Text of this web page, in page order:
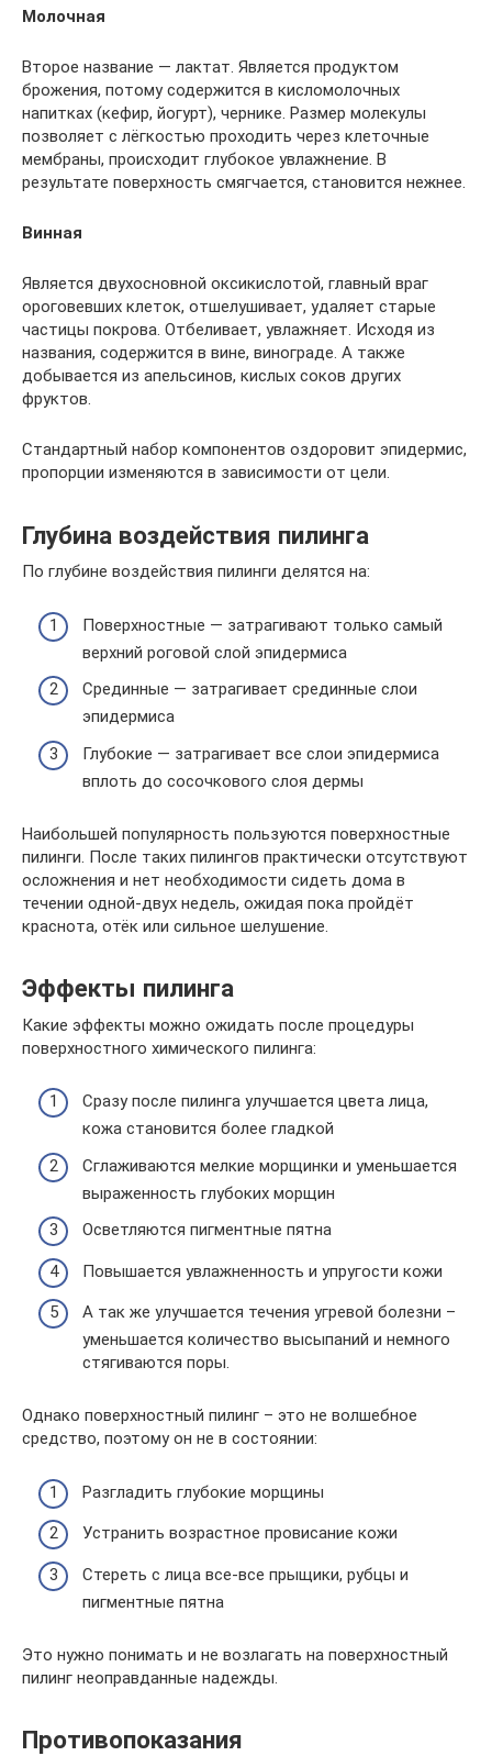
Молочная
Второе название — лактат. Является продуктом
брожения, потому содержится в кисломолочных
напитках (кефир, йогурт), чернике. Размер молекулы
позволяет с лёгкостью проходить через клеточные
мембраны, происходит глубокое увлажнение. В
результате поверхность смягчается, становится нежнее.
Винная
Является двухосновной оксикислотой, главный враг
ороговевших клеток, отшелушивает, удаляет старые
частицы покрова. Отбеливает, увлажняет. Исходя из
названия, содержится в вине, винограде. А также
добывается из апельсинов, кислых соков других
фруктов.
Стандартный набор компонентов оздоровит эпидермис,
пропорции изменяются в зависимости от цели.
Глубина воздействия пилинга
По глубине воздействия пилинги делятся на:
Поверхностные — затрагивают только самый
верхний роговой слой эпидермиса
Срединные — затрагивает срединные слои
эпидермиса
Глубокие — затрагивает все слои эпидермиса
вплоть до сосочкового слоя дермы
Наибольшей популярность пользуются поверхностные
пилинги. После таких пилингов практически отсутствуют
осложнения и нет необходимости сидеть дома в
течении одной-двух недель, ожидая пока пройдёт
краснота, отёк или сильное шелушение.
Эффекты пилинга
Какие эффекты можно ожидать после процедуры
поверхностного химического пилинга:
Сразу после пилинга улучшается цвета лица,
кожа становится более гладкой
Сглаживаются мелкие морщинки и уменьшается
выраженность глубоких морщин
Осветляются пигментные пятна
Повышается увлажненность и упругости кожи
А так же улучшается течения угревой болезни –
уменьшается количество высыпаний и немного
стягиваются поры.
Однако поверхностный пилинг – это не волшебное
средство, поэтому он не в состоянии:
Разгладить глубокие морщины
Устранить возрастное провисание кожи
Стереть с лица все-все прыщики, рубцы и
пигментные пятна
Это нужно понимать и не возлагать на поверхностный
пилинг неоправданные надежды.
Противопоказания